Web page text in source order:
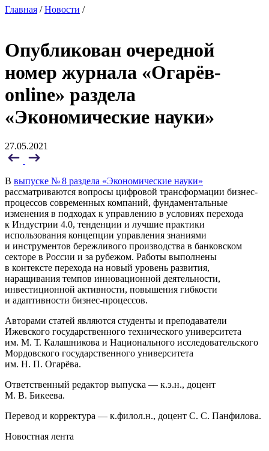
Главная /Новости /
Опубликован очередной
номер журнала «Огарёв-
online» раздела
«Экономические науки»
27.05.2021
В выпуске № 8 раздела «Экономические науки»
рассматриваются вопросы цифровой трансформации бизнес-
процессов современных компаний, фундаментальные
изменения в подходах к управлению в условиях перехода
к Индустрии 4.0, тенденции и лучшие практики
использования концепции управления знаниями
и инструментов бережливого производства в банковском
секторе в России и за рубежом. Работы выполнены
в контексте перехода на новый уровень развития,
наращивания темпов инновационной деятельности,
инвестиционной активности, повышения гибкости
и адаптивности бизнес-процессов.
Авторами статей являются студенты и преподаватели
Ижевского государственного технического университета
им. М. Т. Калашникова и Национального исследовательского
Мордовского государственного университета
им. Н. П. Огарёва.
Ответственный редактор выпуска — к.э.н., доцент
М. В. Бикеева.
Перевод и корректура — к.филол.н., доцент С. С. Панфилова.
Новостная лента